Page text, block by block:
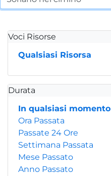
Voci Risorse
Qualsiasi Risorsa
Durata
In qualsiasi momento
Ora Passata
Passate 24 Ore
Settimana Passata
Mese Passato
Anno Passato